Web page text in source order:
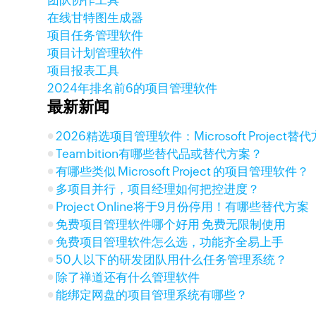
在线甘特图生成器
项目任务管理软件
项目计划管理软件
项目报表工具
2024年排名前6的项目管理软件
最新新闻
2026精选项目管理软件：Microsoft Project替代
Teambition有哪些替代品或替代方案？
有哪些类似 Microsoft Project 的项目管理软件？
多项目并行，项目经理如何把控进度？
Project Online将于9月份停用！有哪些替代方案
免费项目管理软件哪个好用 免费无限制使用
免费项目管理软件怎么选，功能齐全易上手
50人以下的研发团队用什么任务管理系统？
除了禅道还有什么管理软件
能绑定网盘的项目管理系统有哪些？